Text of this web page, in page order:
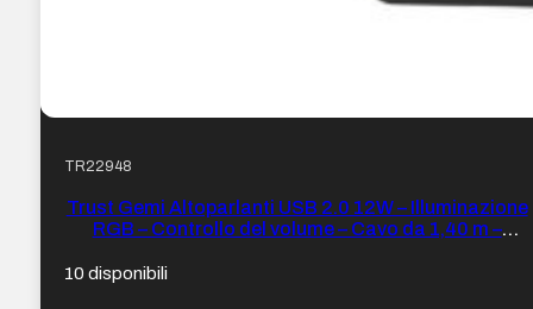
TR22948
Trust Gemi Altoparlanti USB 2.0 12W – Illuminazione
RGB – Controllo del volume – Cavo da 1,40 m –
10 disponibili